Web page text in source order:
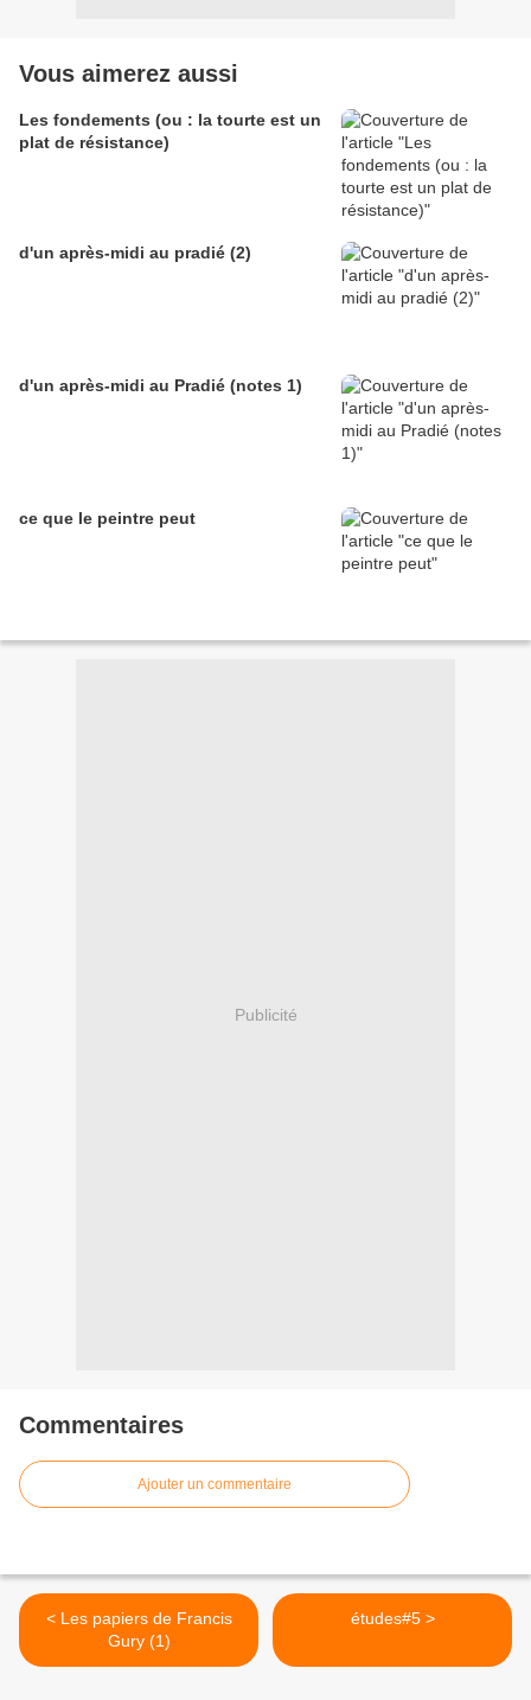
Vous aimerez aussi
Les fondements (ou : la tourte est un
plat de résistance)
d'un après-midi au pradié (2)
d'un après-midi au Pradié (notes 1)
ce que le peintre peut
Publicité
Commentaires
Ajouter un commentaire
< Les papiers de Francis
Gury (1)
études#5 >